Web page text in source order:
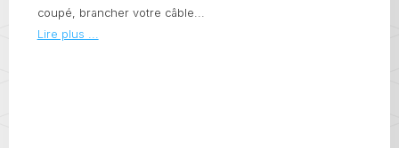
coupé, brancher votre câble...
Lire plus ...